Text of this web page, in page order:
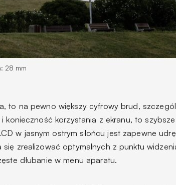
28 mm
to na pewno większy cyfrowy brud,
konieczność korzystania z ekranu, to
w jasnym ostrym słońcu jest zapewne
się zrealizować optymalnych z punktu
dłubanie w menu aparatu.